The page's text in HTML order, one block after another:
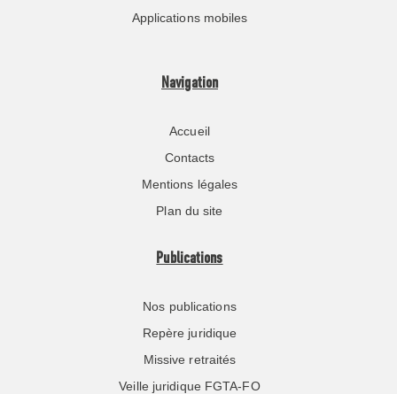
Applications mobiles
Navigation
Accueil
Contacts
Mentions légales
Plan du site
Publications
Nos publications
Repère juridique
Missive retraités
Veille juridique FGTA-FO